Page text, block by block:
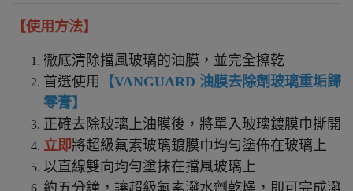
【使用方法】
徹底清除擋風玻璃的油膜，並完全擦乾
首選使用
【VANGUARD 油膜去除劑玻璃重垢歸
零膏】
正確去除玻璃上油膜後，將單入玻璃鍍膜巾撕開
立即將超級氟素玻璃鍍膜巾均勻塗佈在玻璃上
以直線雙向均勻塗抹在擋風玻璃上